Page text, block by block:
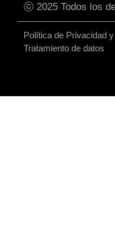
ⓒ 2025 Todos los
Política de Privacidad y
Tratamiento de datos